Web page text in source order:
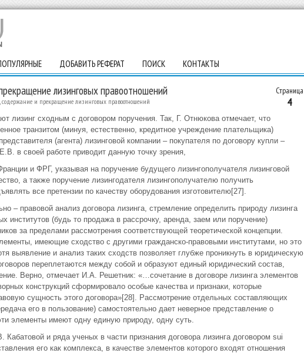
ДОБАВИТЬ РЕФЕРАТ ПОИСК КОНТАКТЫ
Страница
4
лизинговых правоотношений
содержание и прекращение лизинговых правоотношений
лизинг сходным с договором поручения. Так, Г. Отнюкова отмечает, что
транзитом (минуя, естественно, кредитное учреждение плательщика)
(агента) лизинговой компании – покупателя по договору купли –
в своей работе приводит данную точку зрения,
и ФРГ, указывая на поручение будущего лизингополучателя лизинговой
а также поручение лизингодателя лизингополучателю получить
все претензии по качеству оборудования изготовителю[27].
– правовой анализ договора лизинга, стремление определить природу лизинга
институтов (будь то продажа в рассрочку, аренда, заем или поручение)
за пределами рассмотрения соответствующей теоретической концепции.
имеющие сходство с другими гражданско-правовыми институтами, но это
выявление и анализ таких сходств позволяет глубже проникнуть в юридическую
переплетаются между собой и образуют единый юридический состав,
Верно, отмечает И.А. Решетник: «…сочетание в договоре лизинга элементов
конструкций сформировало особые качества и признаки, которые
сущность этого договора»[28]. Рассмотрение отдельных составляющих
его в пользование) самостоятельно дает неверное представление о
элементы имеют одну единую природу, одну суть.
и ряда ученых в части признания договора лизинга договором sui
его как комплекса, в качестве элементов которого входят отношения